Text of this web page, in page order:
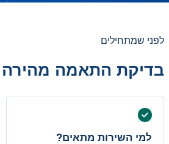
לפני שמתחילים
בדיקת התאמה מהירה
למי השירות מתאים?